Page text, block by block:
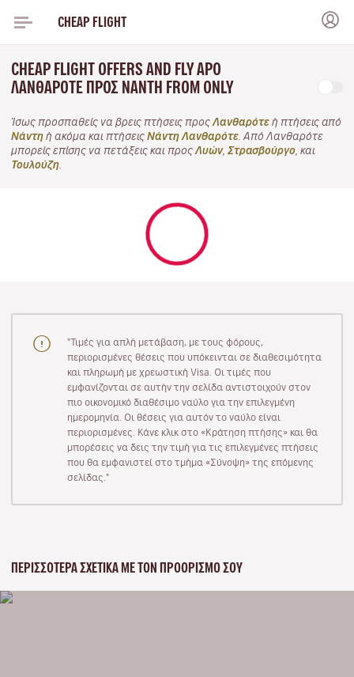
CHEAP FLIGHT
CHEAP FLIGHT OFFERS AND FLY APO
ΛΑΝΘΑΡΌΤΕ ΠΡΟΣ ΝΆΝΤΗ FROM ONLY
Ίσως προσπαθείς να βρεις πτήσεις προς Λανθαρότε ή πτήσεις από
Νάντη ή ακόμα και πτήσεις Νάντη Λανθαρότε . Από Λανθαρότε
μπορείς επίσης να πετάξεις και προς Λυών, Στρασβούργο , και
Τουλούζη
"Τιμές για απλή μετάβαση, με τους φόρους,
περιορισμένες θέσεις που υπόκεινται σε διαθεσιμότητα
και πληρωμή με χρεωστική Visa. Οι τιμές που
εμφανίζονται σε αυτήν την σελίδα αντιστοιχούν στον
πιο οικονομικό διαθέσιμο ναύλο για την επιλεγμένη
ημερομηνία. Οι θέσεις για αυτόν το ναύλο είναι
περιορισμένες. Κάνε κλικ στο «Κράτηση πτήσης» και θα
μπορέσεις να δεις την τιμή για τις επιλεγμένες πτήσεις
που θα εμφανιστεί στο τμήμα «Σύνοψη» της επόμενης
σελίδας."
ΠΕΡΙΣΣΌΤΕΡΑ ΣΧΕΤΙΚΆ ΜΕ ΤΟΝ ΠΡΟΟΡΙΣΜΌ ΣΟΥ